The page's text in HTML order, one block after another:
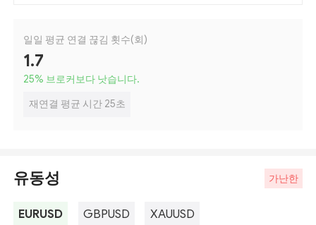
일일 평균 연결 끊김 횟수(회)
1.7
25% 브로커보다 낫습니다.
재연결 평균 시간 25초
유동성 가난한
EURUSD GBPUSD XAUUSD